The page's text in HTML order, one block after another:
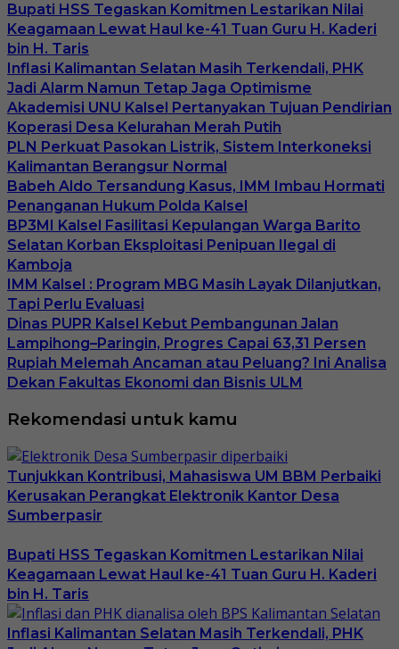
Bupati HSS Tegaskan Komitmen Lestarikan Nilai
Keagamaan Lewat Haul ke-41 Tuan Guru H. Kaderi
bin H. Taris
Inflasi Kalimantan Selatan Masih Terkendali, PHK
Jadi Alarm Namun Tetap Jaga Optimisme
Akademisi UNU Kalsel Pertanyakan Tujuan Pendirian
Koperasi Desa Kelurahan Merah Putih
PLN Perkuat Pasokan Listrik, Sistem Interkoneksi
Kalimantan Berangsur Normal
Babeh Aldo Tersandung Kasus, IMM Imbau Hormati
Penanganan Hukum Polda Kalsel
BP3MI Kalsel Fasilitasi Kepulangan Warga Barito
Selatan Korban Eksploitasi Penipuan Ilegal di
Kamboja
IMM Kalsel : Program MBG Masih Layak Dilanjutkan,
Tapi Perlu Evaluasi
Dinas PUPR Kalsel Kebut Pembangunan Jalan
Lampihong–Paringin, Progres Capai 63,31 Persen
Rupiah Melemah Ancaman atau Peluang? Ini Analisa
Dekan Fakultas Ekonomi dan Bisnis ULM
Rekomendasi untuk kamu
Tunjukkan Kontribusi, Mahasiswa UM BBM Perbaiki
Kerusakan Perangkat Elektronik Kantor Desa
Sumberpasir
Bupati HSS Tegaskan Komitmen Lestarikan Nilai
Keagamaan Lewat Haul ke-41 Tuan Guru H. Kaderi
bin H. Taris
Inflasi Kalimantan Selatan Masih Terkendali, PHK